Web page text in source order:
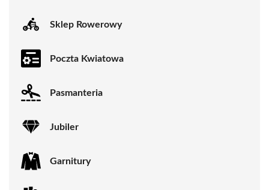
Sklep Rowerowy
Poczta Kwiatowa
Pasmanteria
Jubiler
Garnitury